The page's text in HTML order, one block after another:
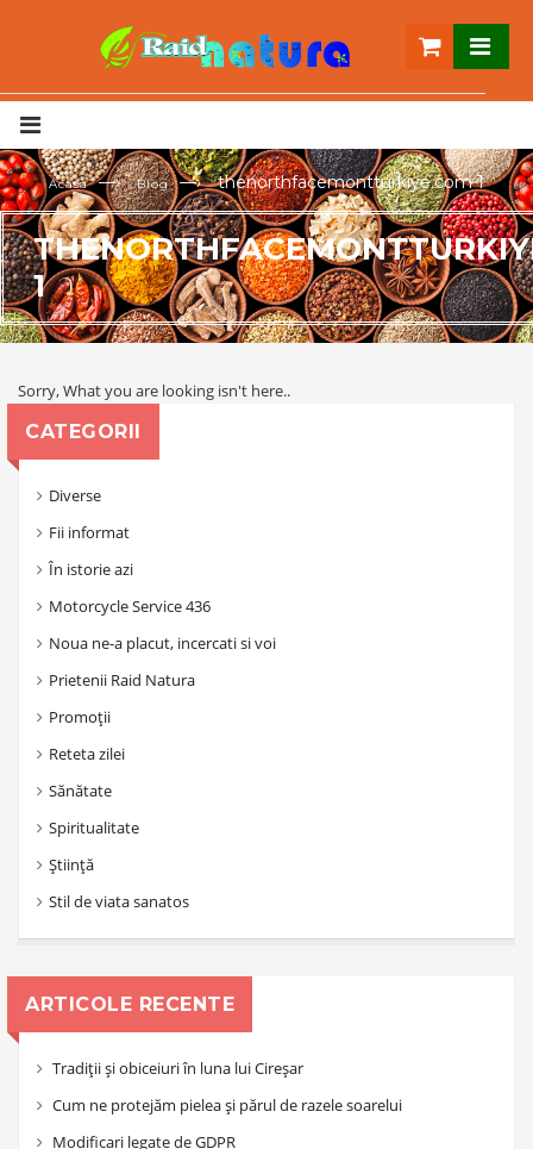
Acasa —› Blog —› thenorthfacemontturkiye.com 1
1
Sorry, What you are looking isn't here..
CATEGORII
Diverse
Fii informat
În istorie azi
Motorcycle Service 436
Noua ne-a placut, incercati si voi
Prietenii Raid Natura
Promoții
Reteta zilei
Sănătate
Spiritualitate
Știință
Stil de viata sanatos
ARTICOLE RECENTE
Tradiții și obiceiuri în luna lui Cireșar
Cum ne protejăm pielea și părul de razele soarelui
Modificari legate de GDPR